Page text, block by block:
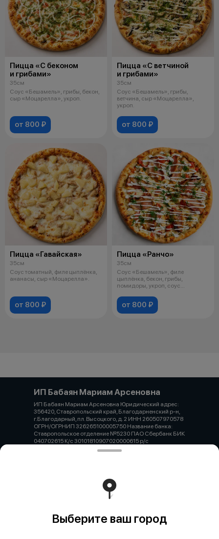
Пицца «С беконом
и грибами»
35см
Соус «Бешамель», грибы, бекон,
сыр «Моцарелла», укроп.
от 800 ₽
Пицца «С ветчиной
и грибами»
35см
Соус «Бешамель», грибы,
ветчина, сыр «Моцарелла»,
укроп.
от 800 ₽
Пицца «Гавайская»
35см
Соус томатный, филе цыплёнка,
ананасы, сыр «Моцарелла».
от 800 ₽
Пицца «Ранчо»
35см
Соус «Бешамель», филе
цыплёнка, бекон, грибы,
помидоры, укроп, соус
от 800 ₽
ИП Бабаян Мариам Арсеновна
ИП Бабаян Мариам Арсеновна Юридический адрес:
356420, Ставропольский край, Благодарненский р-н,
г.Благодарный, пл. Высоцкого, д. 2 ИНН 260507970578
ОГРН/ОГРНИП 326265100005750 Название банка:
Ставропольское отделение №5230 ПАО Сбербанк БИК
040702615 К/с 30101810907020000615 р/с
40802810960710013958
Политика конфиденциальности
Политика обработки персональных
Выберите ваш город